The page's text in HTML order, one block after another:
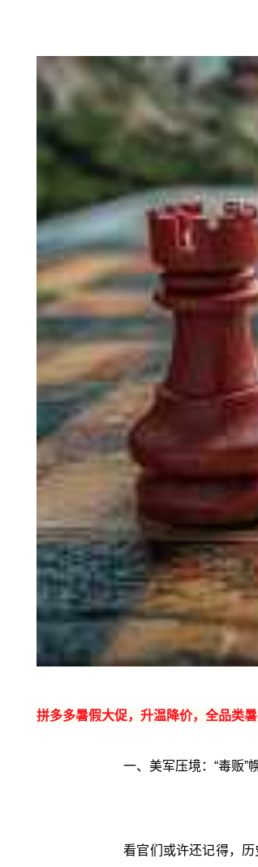
拼多多暑假大促，升温降价，全品类
一、美军压境：“毒贩”
看官们或许还记得，